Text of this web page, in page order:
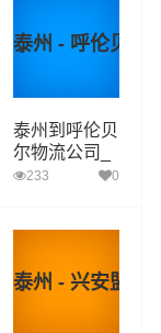
泰州 - 呼伦贝尔
泰州到呼伦贝
尔物流公司_
泰州到呼伦贝
233 0
泰州 - 兴安盟